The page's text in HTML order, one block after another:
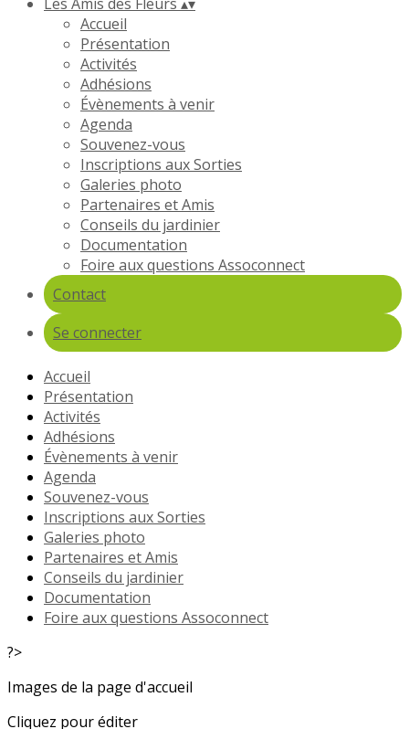
Accueil
Présentation
Activités
Adhésions
Évènements à venir
Agenda
Souvenez-vous
Inscriptions aux Sorties
Galeries photo
Partenaires et Amis
Conseils du jardinier
Documentation
Foire aux questions Assoconnect
Contact
Se connecter
Accueil
Présentation
Activités
Adhésions
Évènements à venir
Agenda
Souvenez-vous
Inscriptions aux Sorties
Galeries photo
Partenaires et Amis
Conseils du jardinier
Documentation
Foire aux questions Assoconnect
?>
Images de la page d'accueil
Cliquez pour éditer